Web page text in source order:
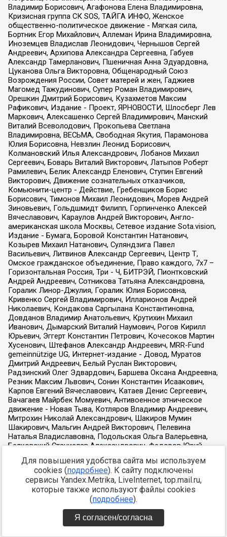
Для повышения удобства сайта мы используем
cookies (подробнее). К сайту подключены
сервисы Yandex.Metrika, LiveInternet, top.mail.ru,
которые также используют файлы cookies
(подробнее).
Я согласен/согласна